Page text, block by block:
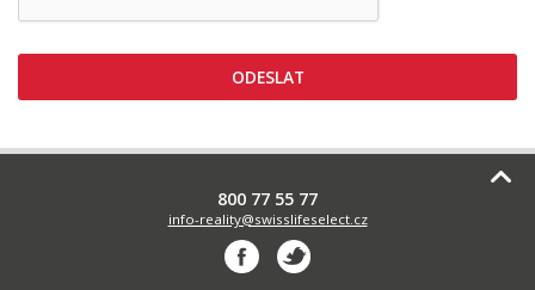
800 77 55 77
info-reality@swisslifeselect.cz